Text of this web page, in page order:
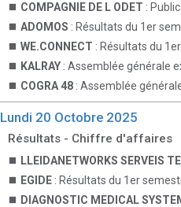
COMPAGNIE DE L ODET :
ADOMOS : Résultats du 1er
WE.CONNECT : Résultats du
KALRAY : Assemblée générale
COGRA 48 : Assemblée
Lundi 20 Octobre 2025
Résultats - Chiffre d'affaires
LLEIDANETWORKS SERVEIS
EGIDE : Résultats du 1er
DIAGNOSTIC MEDICAL